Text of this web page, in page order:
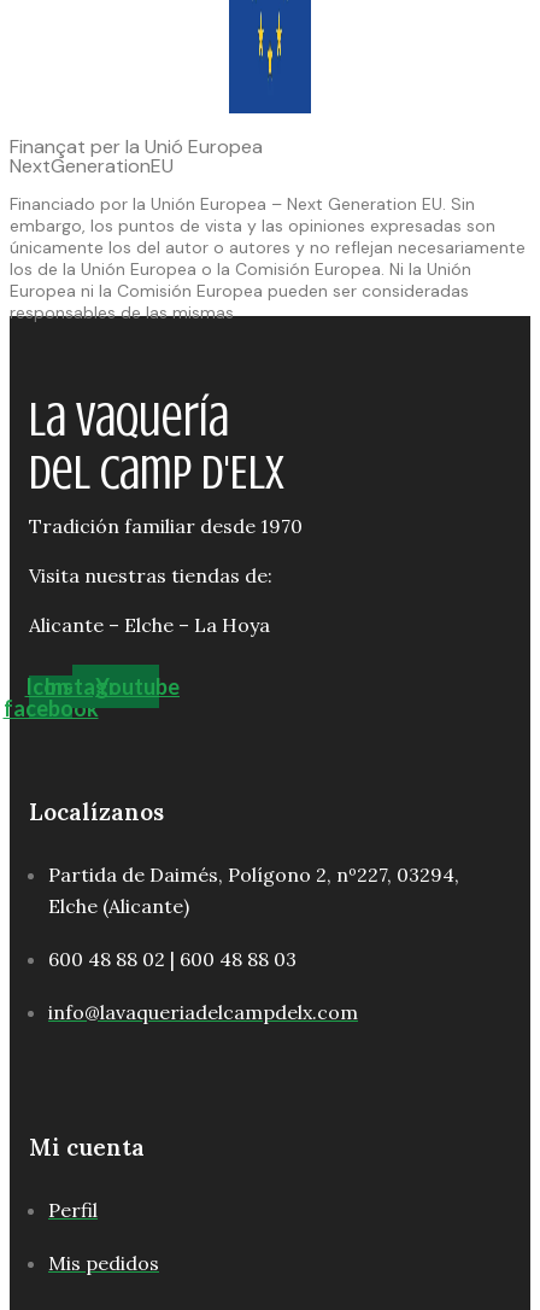
Finançat per la Unió Europea
NextGenerationEU
Financiado por la Unión Europea – Next Generation EU. Sin
embargo, los puntos de vista y las opiniones expresadas son
únicamente los del autor o autores y no reflejan necesariamente
los de la Unión Europea o la Comisión Europea. Ni la Unión
Europea ni la Comisión Europea pueden ser consideradas
responsables de las mismas
La Vaquería
del Camp d'Elx
Tradición familiar desde 1970
Visita nuestras tiendas de:
Alicante – Elche – La Hoya
Icon-
facebook
Instagram
Youtube
Localízanos
Partida de Daimés, Polígono 2, nº227, 03294,
Elche (Alicante)
600 48 88 02 | 600 48 88 03
info@lavaqueriadelcampdelx.com
Mi cuenta
Perfil
Mis pedidos